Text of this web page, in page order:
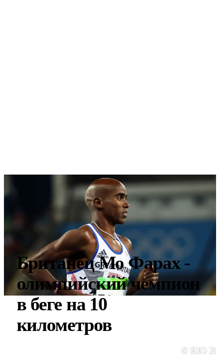
Британец Мо Фарах -
олимпийский чемпион
в беге на 10
километров
© RIO